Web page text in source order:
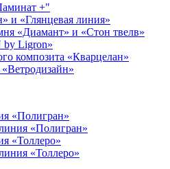
+"
и «Глянцевая линия»
«Диамант» и «Стон твелв»
by Ligron»
композита «Кварцелан»
«Ветродизайн»
«Полигран»
«Полигран»
«Толлеро»
«Толлеро»